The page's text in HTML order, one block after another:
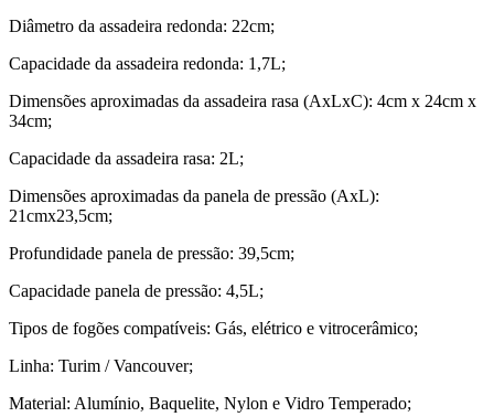
Diâmetro da assadeira redonda: 22cm;
Capacidade da assadeira redonda: 1,7L;
Dimensões aproximadas da assadeira rasa (AxLxC): 4cm x 24cm x
34cm;
Capacidade da assadeira rasa: 2L;
Dimensões aproximadas da panela de pressão (AxL):
21cmx23,5cm;
Profundidade panela de pressão: 39,5cm;
Capacidade panela de pressão: 4,5L;
Tipos de fogões compatíveis: Gás, elétrico e vitrocerâmico;
Linha: Turim / Vancouver;
Material: Alumínio, Baquelite, Nylon e Vidro Temperado;